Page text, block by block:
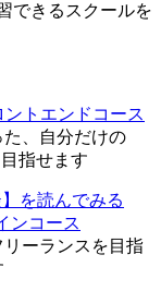
できるスクールを
トエンドコース
、自分だけの
指せます
を読んでみる
ンコース
リーランスを目指